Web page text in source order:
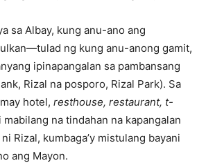
sa Albay, kung anu-ano ang
ng kung anu-anong gamit,
ipinapangalan sa pambansang
Rizal na posporo, Rizal Park). Sa
hotel, resthouse, restaurant, t-
mabilang na tindahan na kapangalan
Rizal, kumbaga’y mistulang bayani
ang Mayon.